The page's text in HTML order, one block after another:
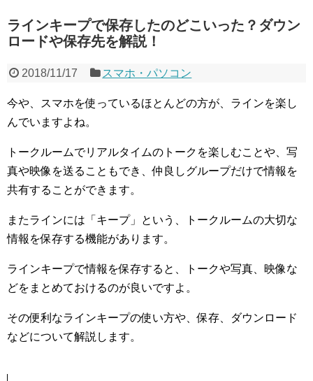
ラインキープで保存したのどこいった？ダウン
ロードや保存先を解説！
2018/11/17 スマホ・パソコン
今や、スマホを使っているほとんどの方が、ラインを楽し
んでいますよね。
トークルームでリアルタイムのトークを楽しむことや、写
真や映像を送ることもでき、仲良しグループだけで情報を
共有することができます。
またラインには「キープ」という、トークルームの大切な
情報を保存する機能があります。
ラインキープで情報を保存すると、トークや写真、映像な
どをまとめておけるのが良いですよ。
その便利なラインキープの使い方や、保存、ダウンロード
などについて解説します。